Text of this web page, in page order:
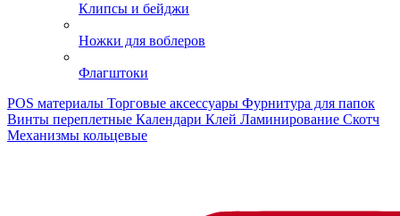
Клипсы и бeйджи
Ножки для воблеров
Флагштоки
POS материалы Торговые аксессуары Фурнитура для папок
Винты переплетные Календари Клей Ламинирование Скотч
Механизмы кольцевые